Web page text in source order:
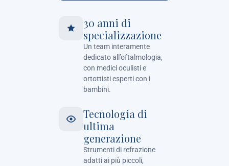
30 anni di
specializzazione
Un team interamente
dedicato all’oftalmologia,
con medici oculisti e
ortottisti esperti con i
bambini.
Tecnologia di
ultima
generazione
Strumenti di refrazione
adatti ai più piccoli,